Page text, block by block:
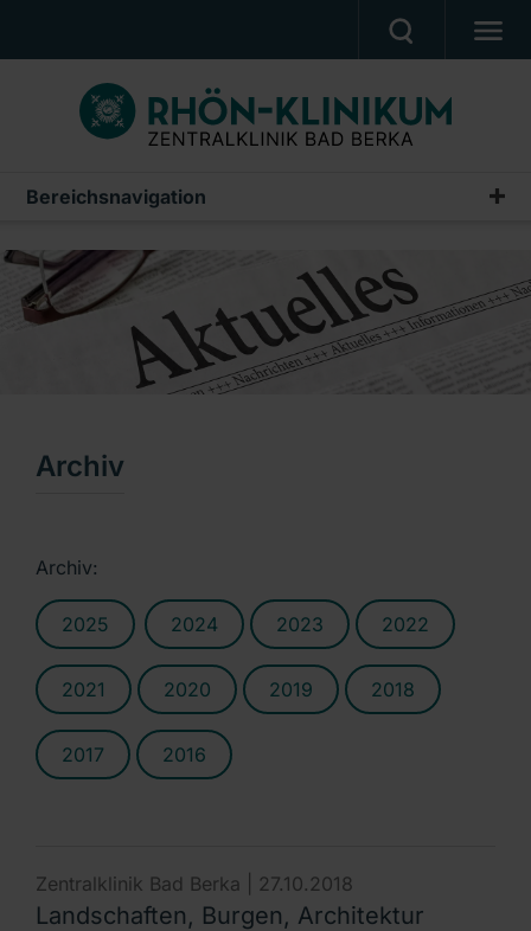
UNSERE KLINIK
PATIENTEN & ANGEHÖRIGE
PRESSE, VERANSTALTUNGEN, FILME
Ein Unternehmen der RHÖN-KLINIKUM AG
Bereichsnavigation
Pressemeldungen
Archiv
Archiv
Archiv:
2025 2024 2023 2022
2021 2020 2019 2018
2017 2016
Zentralklinik Bad Berka | 27.10.2018
Landschaften, Burgen, Architektur